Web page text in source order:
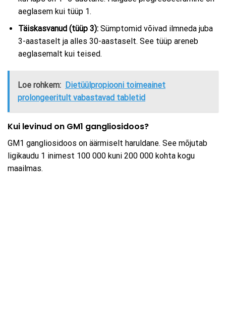
aeglasem kui tüüp 1.
Täiskasvanud (tüüp 3):Sümptomid võivad ilmneda juba
3-aastaselt ja alles 30-aastaselt. See tüüp areneb
aeglasemalt kui teised.
Loe rohkem: Dietüülpropiooni toimeainet
prolongeeritult vabastavad tabletid
Kui levinud on GM1 gangliosidoos?
GM1 gangliosidoos on äärmiselt haruldane. See mõjutab
ligikaudu 1 inimest 100 000 kuni 200 000 kohta kogu
maailmas.